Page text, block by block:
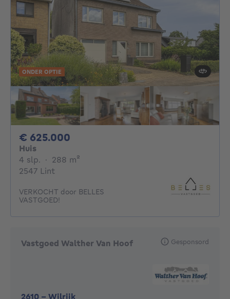
ONDER OPTIE
€ 625.000
Huis
4 slp. 4 slaapkamers
· 288 m²
2547 Lint
VERKOCHT door BELLES
VASTGOED!
Vastgoed Walther Van Hoof
2610 - Wilrijk
Gesponsord